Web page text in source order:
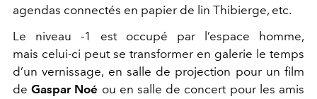
agendas connectés en papier de lin Thibierge, etc.
Le niveau -1 est occupé par l’espace homme,
mais celui-ci peut se transformer en galerie le temps
d’un vernissage, en salle de projection pour un film
deGaspar Noé ou en salle de concert pour les amis